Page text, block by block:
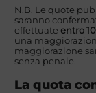
N.B. Le quote
saranno
effettuate entro
una
maggiorazione
senza penale.
La quota